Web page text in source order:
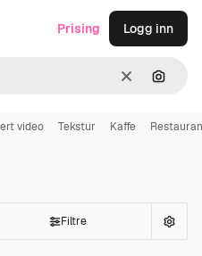
Slett Søk
Prising Logg inn
video Tekstur Kaffe
Filtre